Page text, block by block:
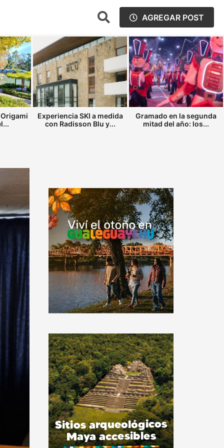
AGREGAR POST
Experiencia SKI a medida
con Radisson Blu y...
Gramado en la segunda
mitad del año: los...